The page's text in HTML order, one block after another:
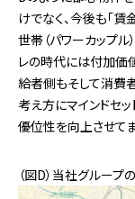
けでなく、今後も「
世帯（パワーカップ
レの時代には付加価
給者側もそして消費
考え方にマインドセ
優位性を向上させてま
（図D）当社グルー